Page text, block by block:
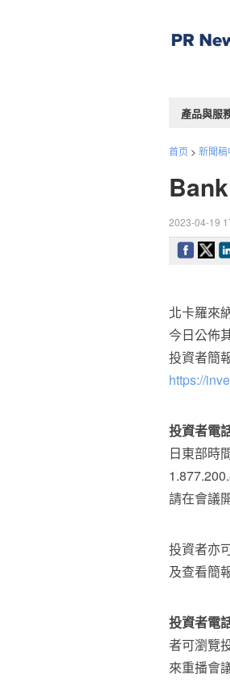
首页> 新聞稿
2023-04-19
北卡羅來
今日公佈
投資者簡
https://
投資者電
日東部時
請在會議
投資者亦
及查看簡
投資者電
者可瀏覽
來重播會
產品與服